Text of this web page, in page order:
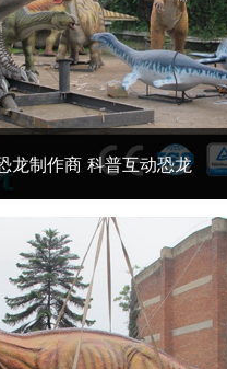
龙制作商 科普互动恐龙